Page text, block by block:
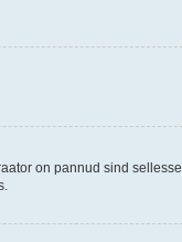
on pannud sind sellesse